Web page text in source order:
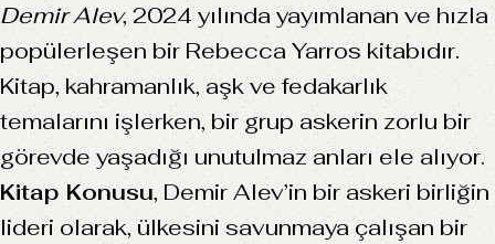
Demir Alev, 2024 yılında yayımlanan ve hızla
popülerleşen bir Rebecca Yarros kitabıdır.
Kitap, kahramanlık, aşk ve fedakarlık
temalarını işlerken, bir grup askerin zorlu bir
görevde yaşadığı unutulmaz anları ele alıyor.
Kitap Konusu, Demir Alev’in bir askeri birliğin
lideri olarak, ülkesini savunmaya çalışan bir